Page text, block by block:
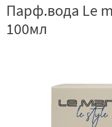
Парф.вода Le
100мл